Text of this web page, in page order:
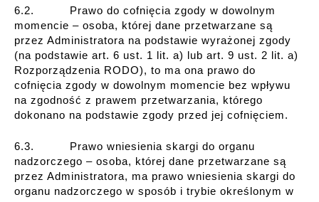
6.2. Prawo do cofnięcia zgody w dowolnym
momencie – osoba, której dane przetwarzane są
przez Administratora na podstawie wyrażonej zgody
(na podstawie art. 6 ust. 1 lit. a) lub art. 9 ust. 2 lit. a)
Rozporządzenia RODO), to ma ona prawo do
cofnięcia zgody w dowolnym momencie bez wpływu
na zgodność z prawem przetwarzania, którego
dokonano na podstawie zgody przed jej cofnięciem.
6.3. Prawo wniesienia skargi do organu
nadzorczego – osoba, której dane przetwarzane są
przez Administratora, ma prawo wniesienia skargi do
organu nadzorczego w sposób i trybie określonym w